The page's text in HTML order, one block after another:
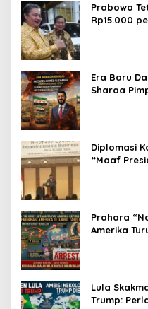
Prabowo
Rp15.000
Era Baru
Sharaa
Diplomasi
“Maaf
Prahara
Amerika
Lula
Trump: